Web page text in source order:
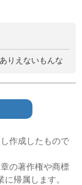
りえないもんな
作成したもので
の著作権や商標
帰属します。